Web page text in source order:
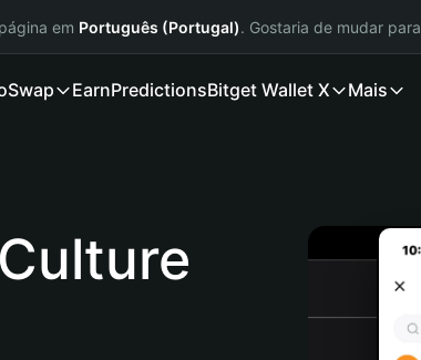
em Português (Portugal). Gostaria de mudar para
Swap EarnPredictionsBitget Wallet X Mais